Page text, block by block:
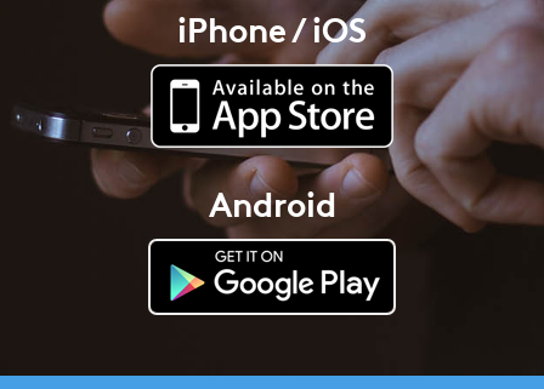
iPhone / iOS
Android